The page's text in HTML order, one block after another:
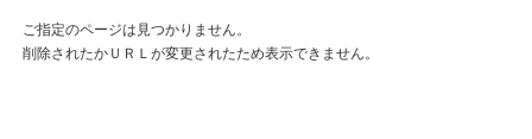
ご指定のページは見つかりません。
削除されたかＵＲＬが変更されたため表示できません。